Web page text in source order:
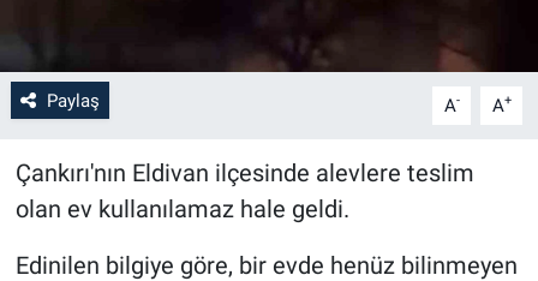
Paylaş A- A+
Çankırı'nın Eldivan ilçesinde alevlere teslim
olan ev kullanılamaz hale geldi.
Edinilen bilgiye göre, bir evde henüz bilinmeyen